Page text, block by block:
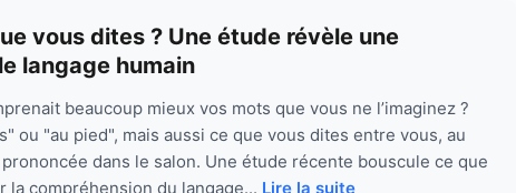
vous dites ? Une étude révèle une
langage humain
beaucoup mieux vos mots que vous ne l’imaginez ?
ou "au pied", mais aussi ce que vous dites entre vous, au
dans le salon. Une étude récente bouscule ce que
la compréhension du langage... Lire la suite